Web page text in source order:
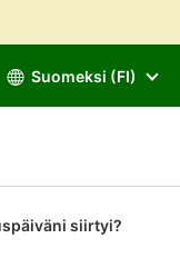
Suomeksi (FI)
siirtyi?